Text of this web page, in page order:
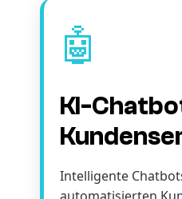
🤖
KI-
Intelligente